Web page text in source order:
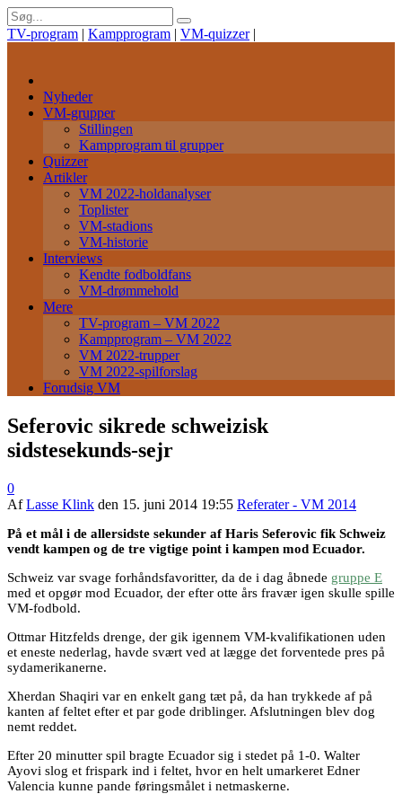
TV-program | Kampprogram | VM-quizzer |
Nyheder
VM-grupper
Stillingen
Kampprogram til grupper
Quizzer
Artikler
VM 2022-holdanalyser
Toplister
VM-stadions
VM-historie
Interviews
Kendte fodboldfans
VM-drømmehold
Mere
TV-program – VM 2022
Kampprogram – VM 2022
VM 2022-trupper
VM 2022-spilforslag
Forudsig VM
Seferovic sikrede schweizisk
sidstesekunds-sejr
0
AfLasse Klink den 15. juni 2014 19:55 Referater - VM 2014
På et mål i de allersidste sekunder af Haris Seferovic fik Schweiz
vendt kampen og de tre vigtige point i kampen mod Ecuador.
Schweiz var svage forhåndsfavoritter, da de i dag åbnede gruppe E
med et opgør mod Ecuador, der efter otte års fravær igen skulle spille
VM-fodbold.
Ottmar Hitzfelds drenge, der gik igennem VM-kvalifikationen uden
et eneste nederlag, havde svært ved at lægge det forventede pres på
sydamerikanerne.
Xherdan Shaqiri var en enkelt gang tæt på, da han trykkede af på
kanten af feltet efter et par gode driblinger. Afslutningen blev dog
nemt reddet.
Efter 20 minutter spil bragte Ecuador sig i stedet på 1-0. Walter
Ayovi slog et frispark ind i feltet, hvor en helt umarkeret Edner
Valencia kunne pande føringsmålet i netmaskerne.